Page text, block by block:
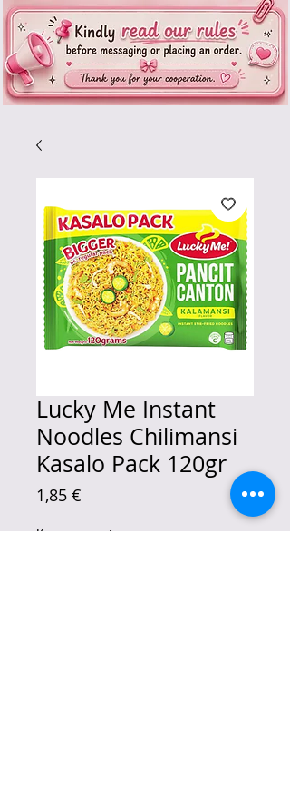
Lucky Me Instant
Noodles Chilimansi
Kasalo Pack 120gr
1,85 €
Количество *